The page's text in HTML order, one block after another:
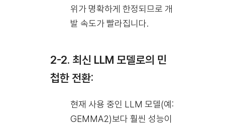
위가 명확하게 한정되므로 개
발 속도가 빨라집니다.
2-2. 최신 LLM 모델로의 민
첩한 전환:
현재 사용 중인 LLM 모델(예:
GEMMA2)보다 훨씬 성능이